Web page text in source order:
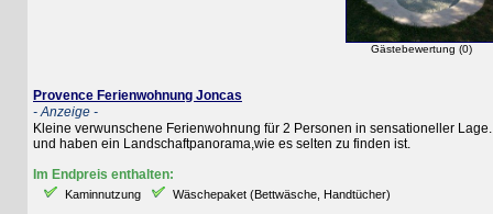
Gästebewertung (0)
Provence Ferienwohnung Joncas
- Anzeige -
Kleine verwunschene Ferienwohnung für 2 Personen in sensationeller Lage.
und haben ein Landschaftpanorama,wie es selten zu finden ist.
Im Endpreis enthalten:
Kaminnutzung Wäschepaket (Bettwäsche, Handtücher)